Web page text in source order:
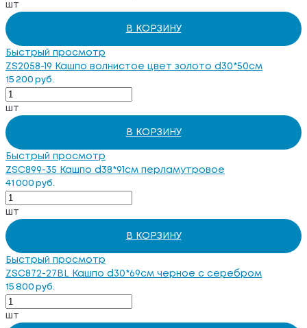
шт
В КОРЗИНУ
Быстрый просмотр
ZS2058-19 Кашпо волнистое цвет золото d30*50см
15 200 руб.
шт
В КОРЗИНУ
Быстрый просмотр
ZSС899-35 Кашпо d38*91см перламутровое
41 000 руб.
шт
В КОРЗИНУ
Быстрый просмотр
ZSC872-27BL Кашпо d30*69см черное с серебром
15 800 руб.
шт